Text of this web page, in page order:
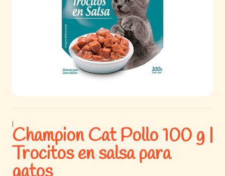
|
Champion Cat Pollo 100 g |
Trocitos en salsa para